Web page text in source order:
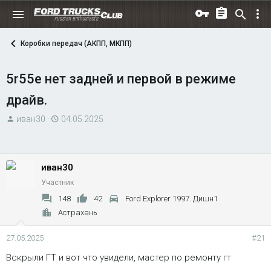
Коробки передач (АКПП, МКПП)
5r55e нет задней и первой в режиме
драйв.
А
ы
иван30
Д
н
а
ч
а
л
04.05.2025
иван30
Участник
148 42
Ford Explorer 1997. Дишн1
Астрахань
27.05.2025 #21
Вскрыли ГТ и вот что увидели, мастер по ремонту гт